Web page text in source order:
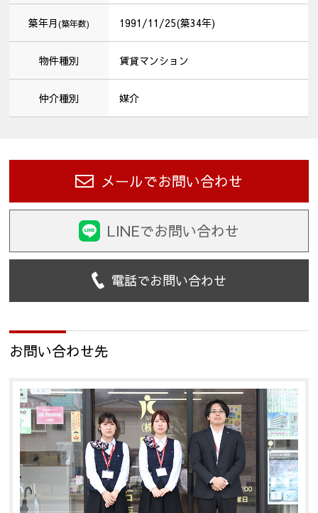
築年月(築年数) 1991/11/25(築34年)
物件種別 賃貸マンション
仲介種別 媒介
メールでお問い合わせ
LINEでお問い合わせ
電話でお問い合わせ
お問い合わせ先